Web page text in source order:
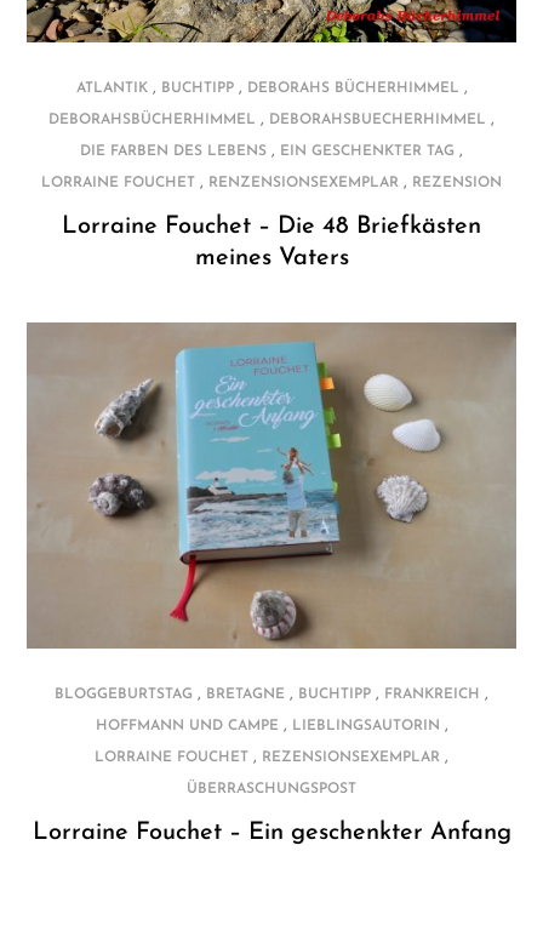
ATLANTIK, BUCHTIPP, DEBORAHS BÜCHERHIMMEL ,
DEBORAHSBÜCHERHIMMEL , DEBORAHSBUECHERHIMMEL ,
DIE FARBEN DES LEBENS , EIN GESCHENKTER TAG ,
LORRAINE FOUCHET , RENZENSIONSEXEMPLAR , REZENSION
Lorraine Fouchet – Die 48 Briefkästen
meines Vaters
BLOGGEBURTSTAG , BRETAGNE , BUCHTIPP , FRANKREICH ,
HOFFMANN UND CAMPE , LIEBLINGSAUTORIN ,
LORRAINE FOUCHET , REZENSIONSEXEMPLAR ,
ÜBERRASCHUNGSPOST
Lorraine Fouchet – Ein geschenkter Anfang